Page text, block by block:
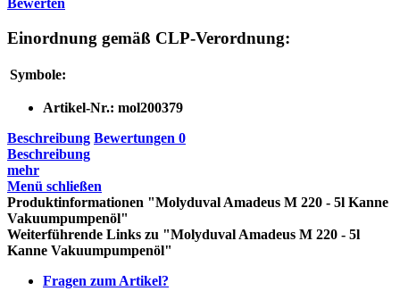
Einordnung gemäß CLP-Verordnung:
Symbole:
Artikel-Nr.: mol200379
Beschreibung Bewertungen 0
Beschreibung
mehr
Menü schließen
Produktinformationen "Molyduval Amadeus M 220 - 5l Kanne
Vakuumpumpenöl"
Weiterführende Links zu "Molyduval Amadeus M 220 - 5l
Kanne Vakuumpumpenöl"
Fragen zum Artikel?